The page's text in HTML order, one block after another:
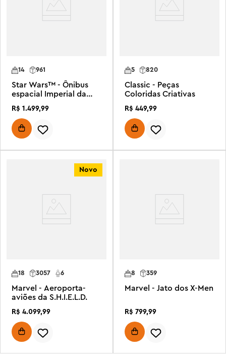
961
14
Star Wars™ - Ônibus
espacial Imperial da
R$ 1 .499,99
5 820
Classic - Peças
Coloridas Criativas
R$ 449,99
Novo
3057
18 6
Marvel - Aeroporta-
aviões da S.H.I.E.L.D.
R$ 4.099,99
8 359
Marvel - Jato dos X-Men
R$ 799,99